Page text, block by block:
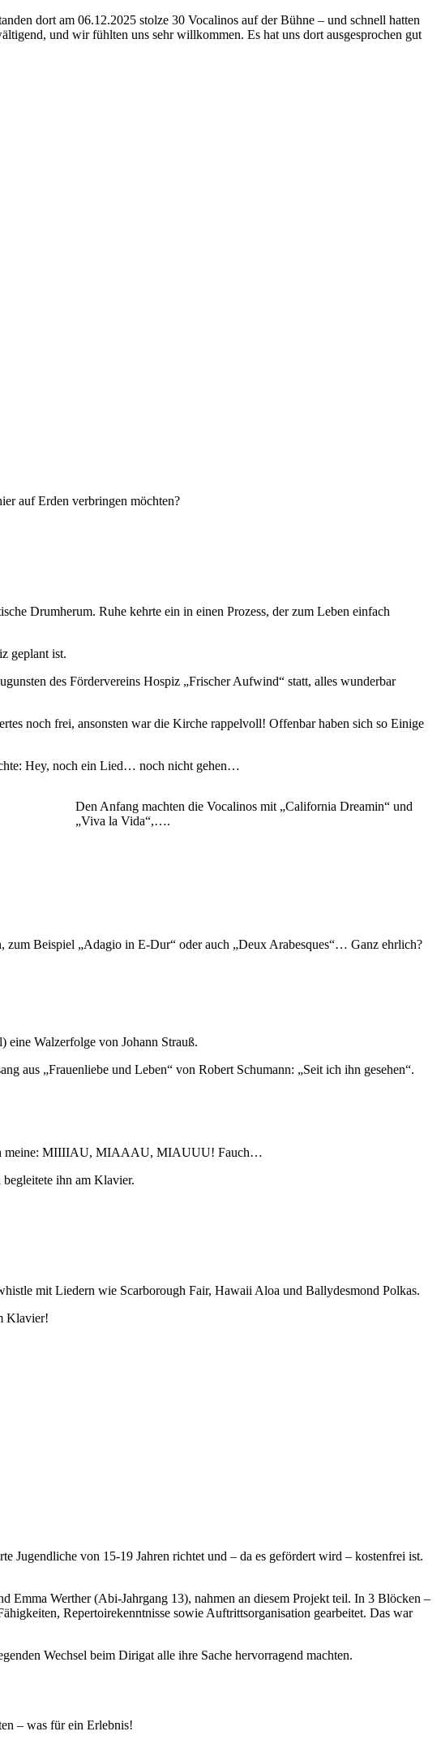
dort am 06.12.2025 stolze 30 Vocalinos auf der Bühne – und schnell hatten
und wir fühlten uns sehr willkommen. Es hat uns dort ausgesprochen gut
auf Erden verbringen möchten?
Drumherum. Ruhe kehrte ein in einen Prozess, der zum Leben einfach
geplant ist.
des Fördervereins Hospiz „Frischer Aufwind“ statt, alles wunderbar
noch frei, ansonsten war die Kirche rappelvoll! Offenbar haben sich so Einige
Hey, noch ein Lied… noch nicht gehen…
Den Anfang machten die Vocalinos mit „California Dreamin“ und
„Viva la Vida“,….
Beispiel „Adagio in E-Dur“ oder auch „Deux Arabesques“… Ganz ehrlich?
Walzerfolge von Johann Strauß.
aus „Frauenliebe und Leben“ von Robert Schumann: „Seit ich ihn gesehen“.
meine: MIIIIAU, MIAAAU, MIAUUU! Fauch…
ihn am Klavier.
mit Liedern wie Scarborough Fair, Hawaii Aloa und Ballydesmond Polkas.
Klavier!
Jugendliche von 15-19 Jahren richtet und – da es gefördert wird – kostenfrei ist.
Emma Werther (Abi-Jahrgang 13), nahmen an diesem Projekt teil. In 3 Blöcken –
Repertoirekenntnisse sowie Auftrittsorganisation gearbeitet. Das war
Wechsel beim Dirigat alle ihre Sache hervorragend machten.
– was für ein Erlebnis!